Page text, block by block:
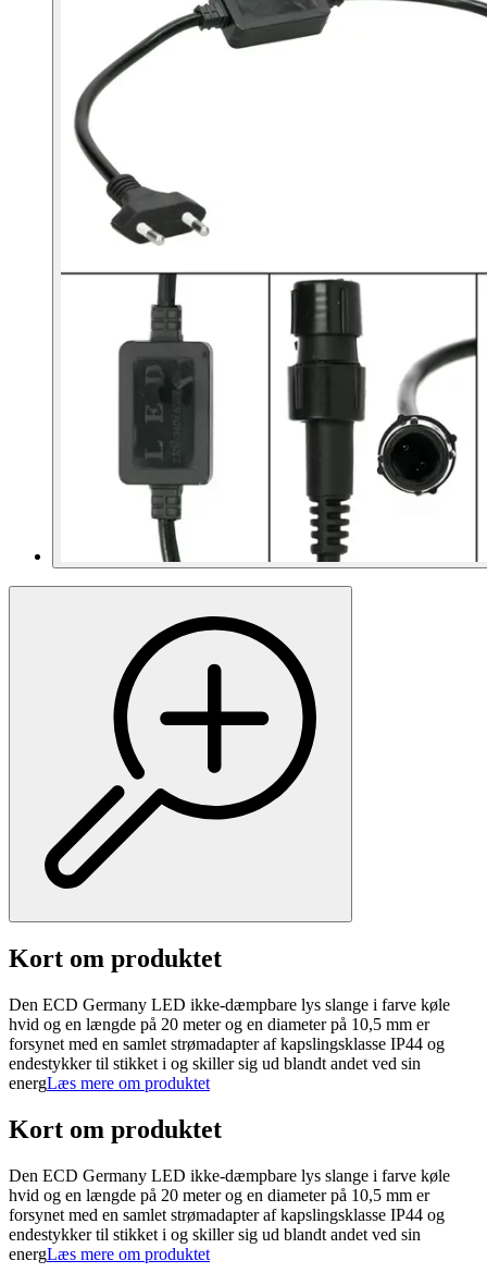
Kort om produktet
Den ECD Germany LED ikke-dæmpbare lys slange i farve køle
hvid og en længde på 20 meter og en diameter på 10,5 mm er
forsynet med en samlet strømadapter af kapslingsklasse IP44 og
endestykker til stikket i og skiller sig ud blandt andet ved sin
energLæs mere om produktet
Kort om produktet
Den ECD Germany LED ikke-dæmpbare lys slange i farve køle
hvid og en længde på 20 meter og en diameter på 10,5 mm er
forsynet med en samlet strømadapter af kapslingsklasse IP44 og
endestykker til stikket i og skiller sig ud blandt andet ved sin
energLæs mere om produktet